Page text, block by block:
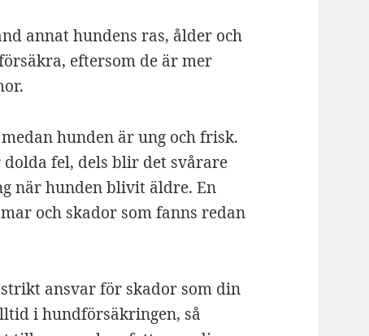
annat hundens ras, ålder och
eftersom de är mer
hunden är ung och frisk.
fel, dels blir det svårare
när hunden blivit äldre. En
och skador som fanns redan
ansvar för skador som din
i hundförsäkringen, så